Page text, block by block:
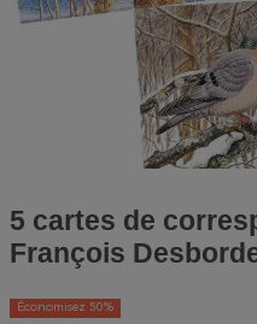
5 cartes de
François
Économisez 50%